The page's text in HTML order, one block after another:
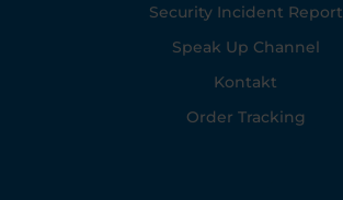
Security Incident Report
Speak Up Channel
Kontakt
Order Tracking